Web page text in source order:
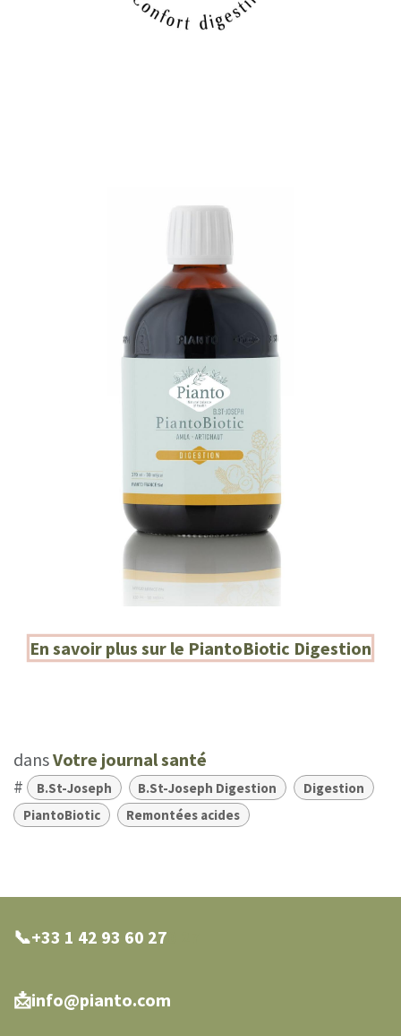
En savoir plus sur le PiantoBiotic Digestion
dansVotre journal santé
#
B.St-Joseph B.St-Joseph Digestion
Digestion
PiantoBiotic
Remontées acides
📞+33 1 42 93 60 27
📩info@pianto.com